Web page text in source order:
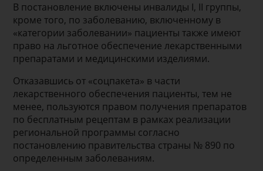
В постановление включены инвалиды I, II группы,
кроме того, по заболеванию, включенному в
«категории заболевании» пациенты также имеют
право на льготное обеспечение лекарственными
препаратами и медицинскими изделиями.
Отказавшись от «соцпакета» в части
лекарственного обеспечения пациенты, тем не
менее, пользуются правом получения препаратов
по бесплатным рецептам в рамках реализации
региональной программы согласно
постановлению правительства страны № 890 по
определенным заболеваниям.